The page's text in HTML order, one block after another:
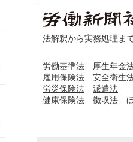
法解釈から実務処理ま
労働基準法
厚生年金
雇用保険法
安全衛生
労災保険法
派遣法
健康保険法
徴収法